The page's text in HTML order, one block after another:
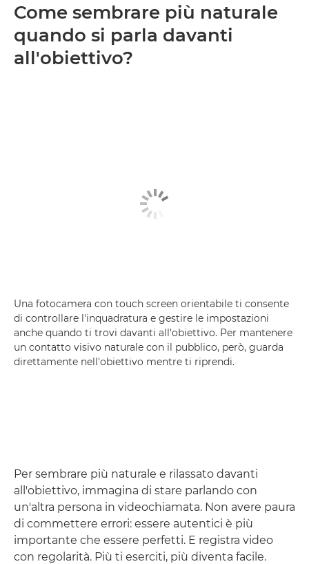
Come sembrare più naturale
quando si parla davanti
all'obiettivo?
Una fotocamera con touch screen orientabile ti consente
di controllare l'inquadratura e gestire le impostazioni
anche quando ti trovi davanti all'obiettivo. Per mantenere
un contatto visivo naturale con il pubblico, però, guarda
direttamente nell'obiettivo mentre ti riprendi.
Per sembrare più naturale e rilassato davanti
all'obiettivo, immagina di stare parlando con
un'altra persona in videochiamata. Non avere paura
di commettere errori: essere autentici è più
importante che essere perfetti. E registra video
con regolarità. Più ti eserciti, più diventa facile.